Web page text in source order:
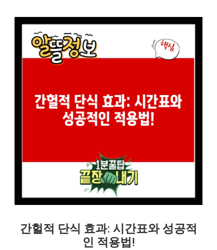
간헐적 단식 효과: 시간표와 성공적
인 적용법!